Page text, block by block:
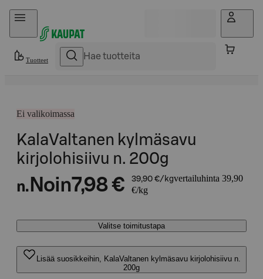
Hyppää sisältöön
Tuotteet
Ei valikoimassa
KalaValtanen kylmäsavu
kirjolohisiivu n. 200g
n. Noin7,98 € 39,90 €/kgvertailuhinta 39,90
€/kg
Valitse toimitustapa
Lisää suosikkeihin, KalaValtanen kylmäsavu kirjolohisiivu n.
200g